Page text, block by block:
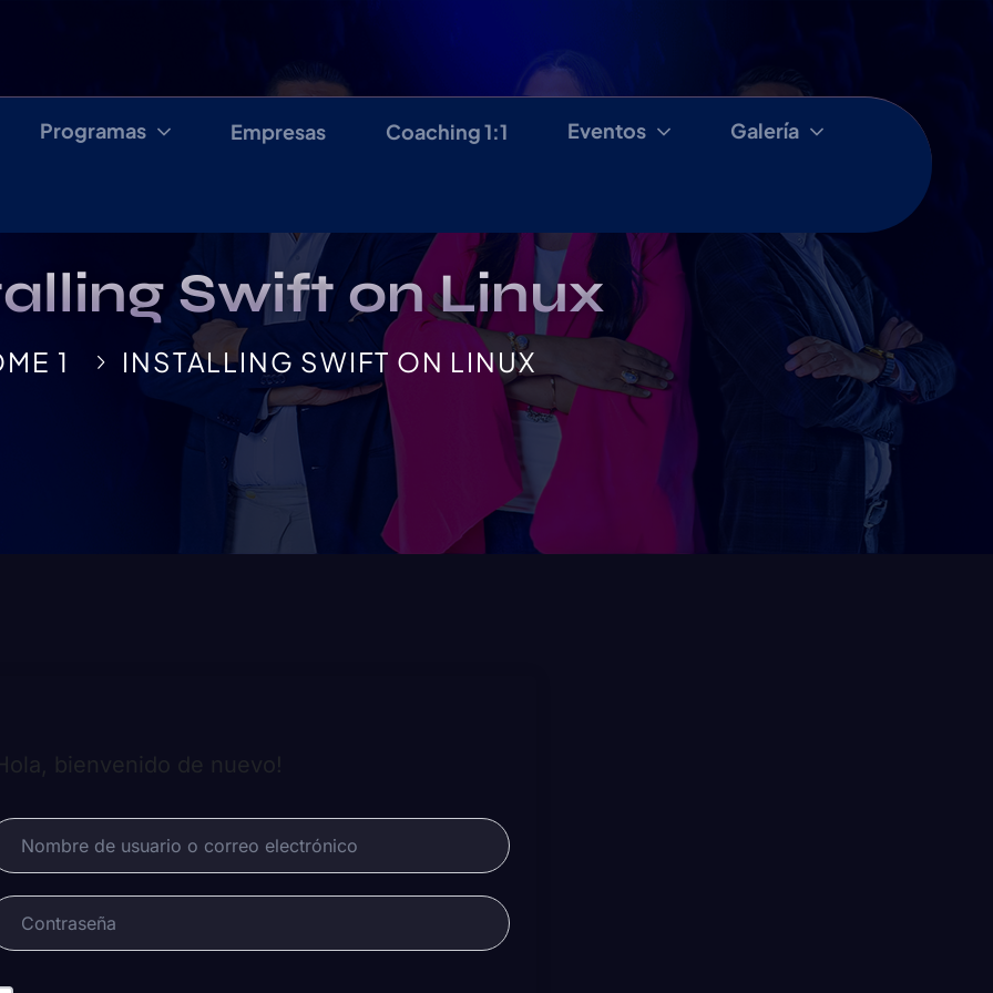
Programas Empresas Coaching 1:1 Eventos Galería
Swift on Linux
1 INSTALLING SWIFT ON LINUX
bienvenido de nuevo!